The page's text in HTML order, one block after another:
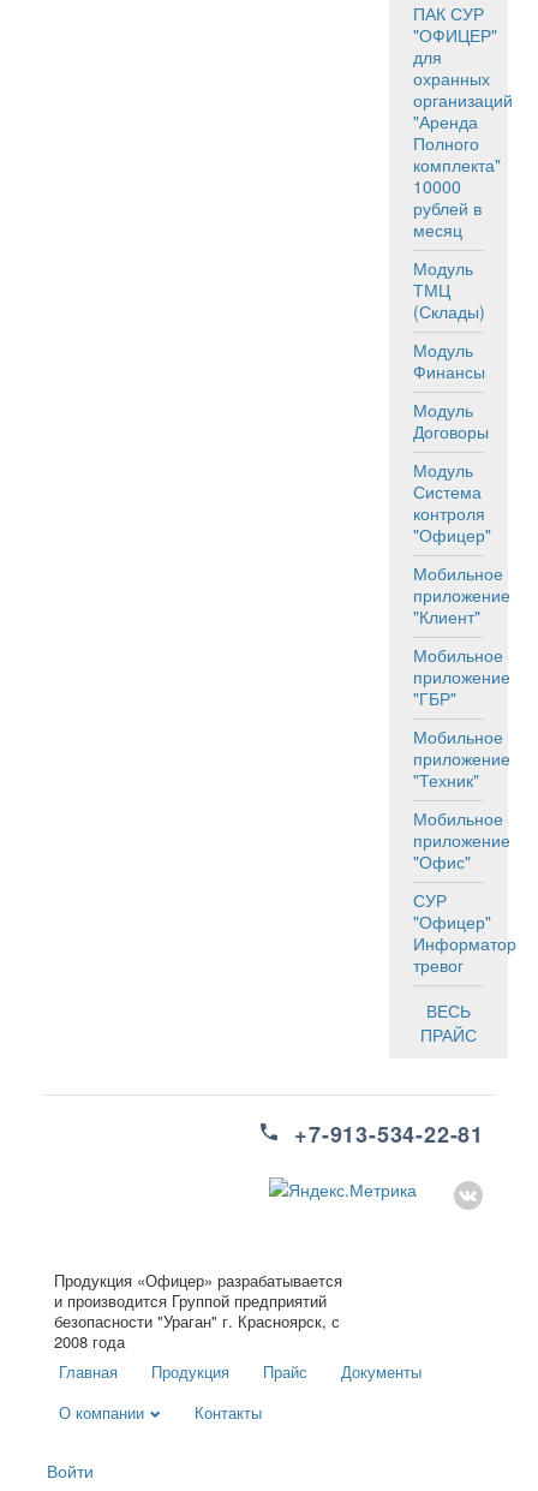
ПАК СУР
"ОФИЦЕР"
для
охранных
организаций
"Аренда
Полного
комплекта"
10000
рублей в
месяц
Модуль
ТМЦ
(Склады)
Модуль
Финансы
Модуль
Договоры
Модуль
Система
контроля
"Офицер"
Мобильное
приложение
"Клиент"
Мобильное
приложение
"ГБР"
Мобильное
приложение
"Техник"
Мобильное
приложение
"Офис"
СУР
"Офицер"
Информатор
тревог
ВЕСЬ
ПРАЙС
+7-913-534-22-81
Продукция «Офицер» разрабатывается
и производится Группой предприятий
безопасности "Ураган" г. Красноярск, с
2008 года
Главная
Продукция Прайс
Документы
О компании
Контакты
Войти